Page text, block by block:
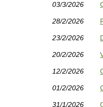
03/3/2026
28/2/2026
23/2/2026
20/2/2026
12/2/2026
01/2/2026
31/1/2026